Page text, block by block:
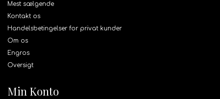
Mest sælgende
Kontakt os
Handelsbetingelser for privat kunder
Om os
Engros
Oversigt
Min Konto